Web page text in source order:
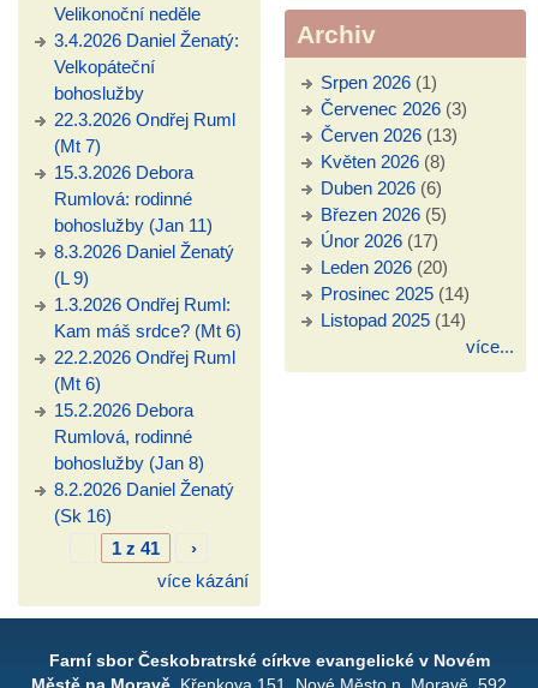
Velikonoční neděle
3.4.2026 Daniel Ženatý:
Velkopáteční
bohoslužby
22.3.2026 Ondřej Ruml
(Mt 7)
15.3.2026 Debora
Rumlová: rodinné
bohoslužby (Jan 11)
8.3.2026 Daniel Ženatý
(L 9)
1.3.2026 Ondřej Ruml:
Kam máš srdce? (Mt 6)
22.2.2026 Ondřej Ruml
(Mt 6)
15.2.2026 Debora
Rumlová, rodinné
bohoslužby (Jan 8)
8.2.2026 Daniel Ženatý
(Sk 16)
1 z 41
›
více kázání
Archiv
Srpen 2026(1)
Červenec 2026(3)
Červen 2026(13)
Květen 2026(8)
Duben 2026(6)
Březen 2026(5)
Únor 2026(17)
Leden 2026(20)
Prosinec 2025(14)
Listopad 2025(14)
více...
Farní sbor Českobratrské církve evangelické v Novém